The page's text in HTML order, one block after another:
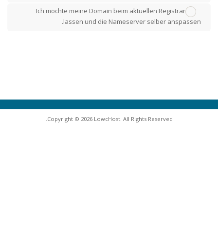
Ich möchte meine Domain beim aktuellen Registrar
lassen und die Nameserver selber anspassen.
Copyright © 2026 LowcHost. All Rights Reserved.